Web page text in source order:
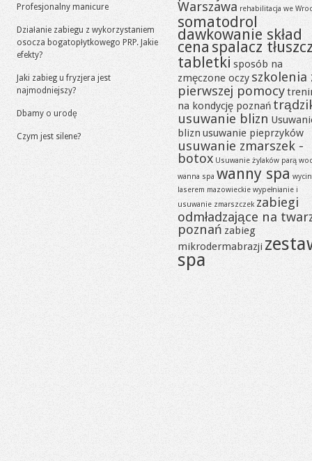
Profesjonalny manicure
Działanie zabiegu z wykorzystaniem
osocza bogatopłytkowego PRP. Jakie
efekty?
Jaki zabieg u fryzjera jest
najmodniejszy?
Dbamy o urodę
Czym jest silene?
Warszawa rehabilitacja we
somatodrol
dawkowanie skład
cena spalacz
tabletki sposób na
zmęczone oczy szkolenia
pierwszej pomocy
na kondycję poznań
usuwanie blizn
blizn usuwanie pieprzyków
usuwanie zmarszek -
botox Usuwanie żylaków parą
wanna spa wanny spa
laserem mazowieckie wypełnianie i
usuwanie zmarszczek zabiegi
odmładzające na
poznań zabieg
mikrodermabrazji
spa